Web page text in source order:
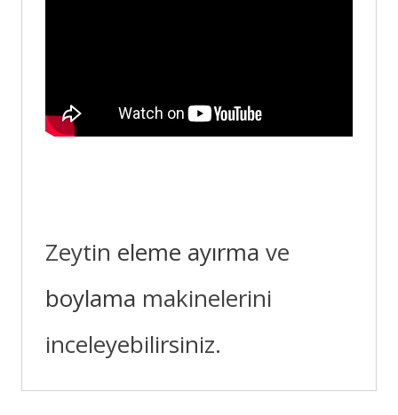
Zeytin eleme ayırma ve
boylama makinelerini
inceleyebilirsiniz.